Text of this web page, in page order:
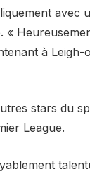
avec
à Leigh-
stars du
League.